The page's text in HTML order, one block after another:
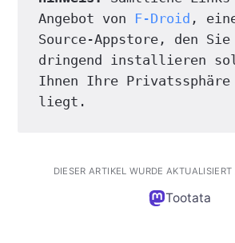
Angebot von
F-Droid ,
Source-Appstore, den
dringend installieren
Ihnen Ihre Privatssphäre
liegt.
DIESER ARTIKEL WURDE
Tootata